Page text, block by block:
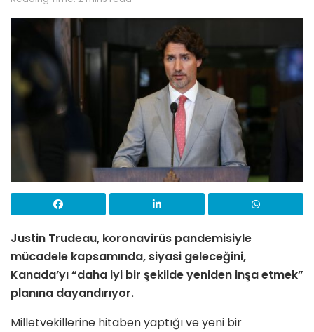
Justin Trudeau, koronavirüs pandemisiyle
mücadele kapsamında, siyasi geleceğini,
Kanada’yı “daha iyi bir şekilde yeniden inşa etmek”
planına dayandırıyor.
Milletvekillerine hitaben yaptığı ve yeni bir